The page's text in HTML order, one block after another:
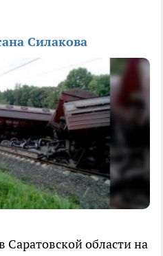
Силакова
Саратовской области на